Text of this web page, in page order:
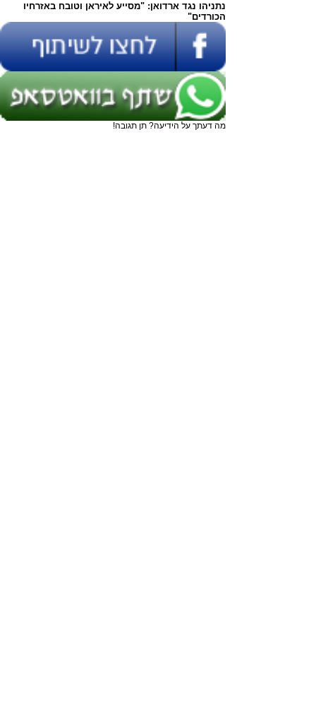
נתניהו נגד ארדואן: "מסייע לאיראן וטובח באזרחיו
הכורדים"
מה דעתך על הידיעה? תן תגובה!